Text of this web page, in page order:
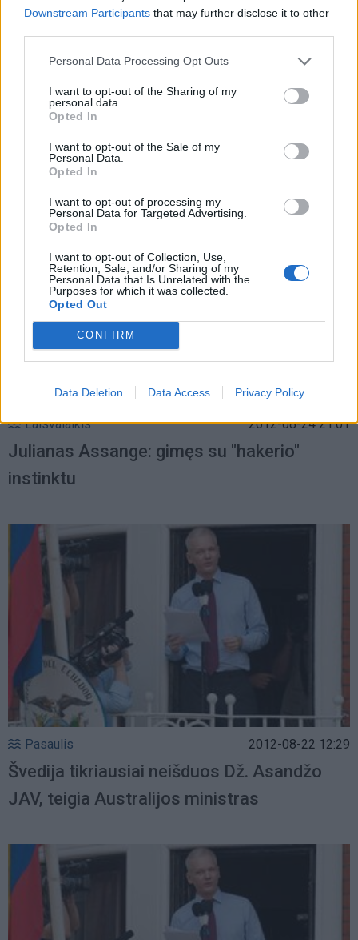
Downstream Participants that may further disclose it to other
Personal Data Processing Opt Outs
I want to opt-out of the Sharing of my
personal data.
Opted In
I want to opt-out of the Sale of my
Personal Data.
Opted In
I want to opt-out of processing my
Personal Data for Targeted Advertising.
Opted In
I want to opt-out of Collection, Use,
Retention, Sale, and/or Sharing of my
Personal Data that Is Unrelated with the
Purposes for which it was collected.
Opted Out
CONFIRM
Data Deletion Data Access Privacy Policy
Laisvalaikis
Julianas Assange'as: gimęs su "hakerio"
instinktu (2)
Laisvalaikis 2012-08-24 21:01
Julianas Assange: gimęs su "hakerio"
instinktu
Pasaulis 2012-08-22 12:29
Švedija tikriausiai neišduos Dž. Asandžo
JAV, teigia Australijos ministras